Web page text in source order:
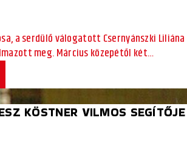
a serdülő válogatott Csernyánszki Liliána
meg. Március közepétől két…
KÖSTNER VILMOS SEGÍTŐJE